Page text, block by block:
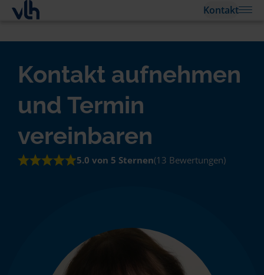
Kontakt
Kontakt aufnehmen
und Termin
vereinbaren
5.0 von 5 Sternen(13 Bewertungen)